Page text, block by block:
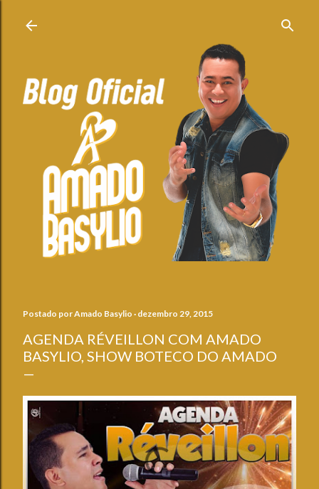
Postado porAmado Basylio dezembro 29, 2015
AGENDA RÉVEILLON COM AMADO
BASYLIO, SHOW BOTECO DO AMADO